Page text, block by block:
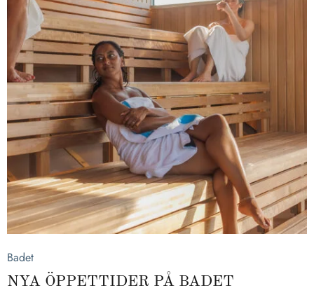
Badet
NYA ÖPPETTIDER PÅ BADET